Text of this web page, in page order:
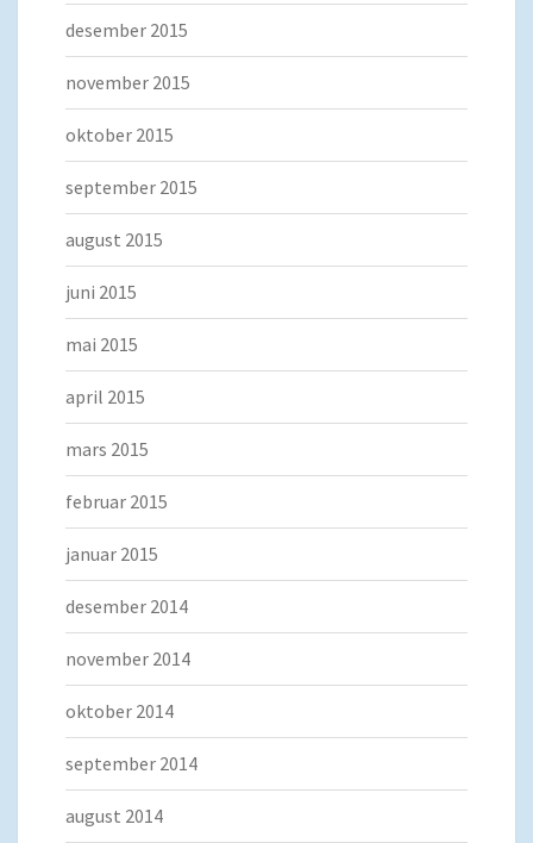
desember 2015
november 2015
oktober 2015
september 2015
august 2015
juni 2015
mai 2015
april 2015
mars 2015
februar 2015
januar 2015
desember 2014
november 2014
oktober 2014
september 2014
august 2014